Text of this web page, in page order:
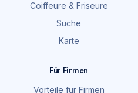
Coiffeure & Friseure
Suche
Karte
Für Firmen
Vorteile für Firmen